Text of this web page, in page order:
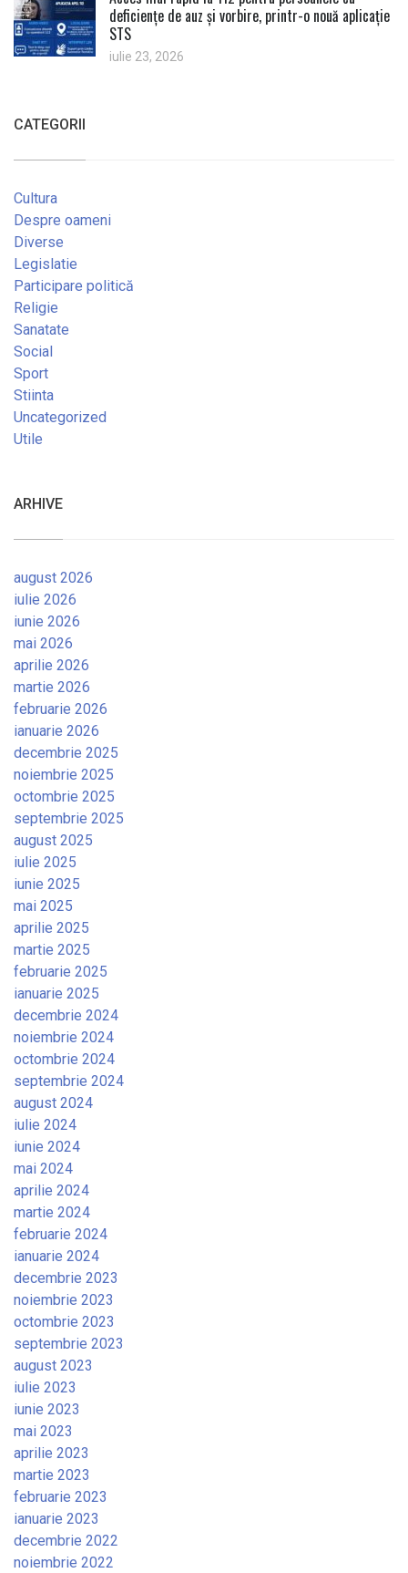
deficiențe de auz și vorbire, printr-o nouă aplicație
STS
iulie 23, 2026
CATEGORII
Cultura
Despre oameni
Diverse
Legislatie
Participare politică
Religie
Sanatate
Social
Sport
Stiinta
Uncategorized
Utile
ARHIVE
august 2026
iulie 2026
iunie 2026
mai 2026
aprilie 2026
martie 2026
februarie 2026
ianuarie 2026
decembrie 2025
noiembrie 2025
octombrie 2025
septembrie 2025
august 2025
iulie 2025
iunie 2025
mai 2025
aprilie 2025
martie 2025
februarie 2025
ianuarie 2025
decembrie 2024
noiembrie 2024
octombrie 2024
septembrie 2024
august 2024
iulie 2024
iunie 2024
mai 2024
aprilie 2024
martie 2024
februarie 2024
ianuarie 2024
decembrie 2023
noiembrie 2023
octombrie 2023
septembrie 2023
august 2023
iulie 2023
iunie 2023
mai 2023
aprilie 2023
martie 2023
februarie 2023
ianuarie 2023
decembrie 2022
noiembrie 2022